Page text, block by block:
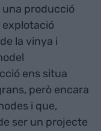
una producció
explotació
la vinya i
ens situa
però encara
i que,
ser un projecte